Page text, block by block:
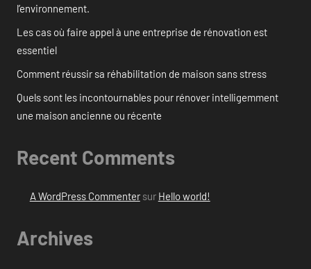
l’environnement.
Les cas où faire appel à une entreprise de rénovation est
essentiel
Comment réussir sa réhabilitation de maison sans stress
Quels sont les incontournables pour rénover intelligemment
une maison ancienne ou récente
Recent Comments
A WordPress Commentersur Hello world!
Archives